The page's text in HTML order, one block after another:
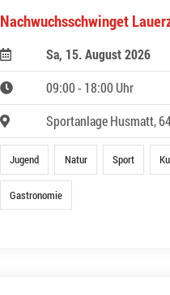
Nachwuchsschwinget
Sa, 15. August 2026
09:00 - 18:00 Uhr
Sportanlage Husmatt,
Jugend Natur Sport
Gastronomie